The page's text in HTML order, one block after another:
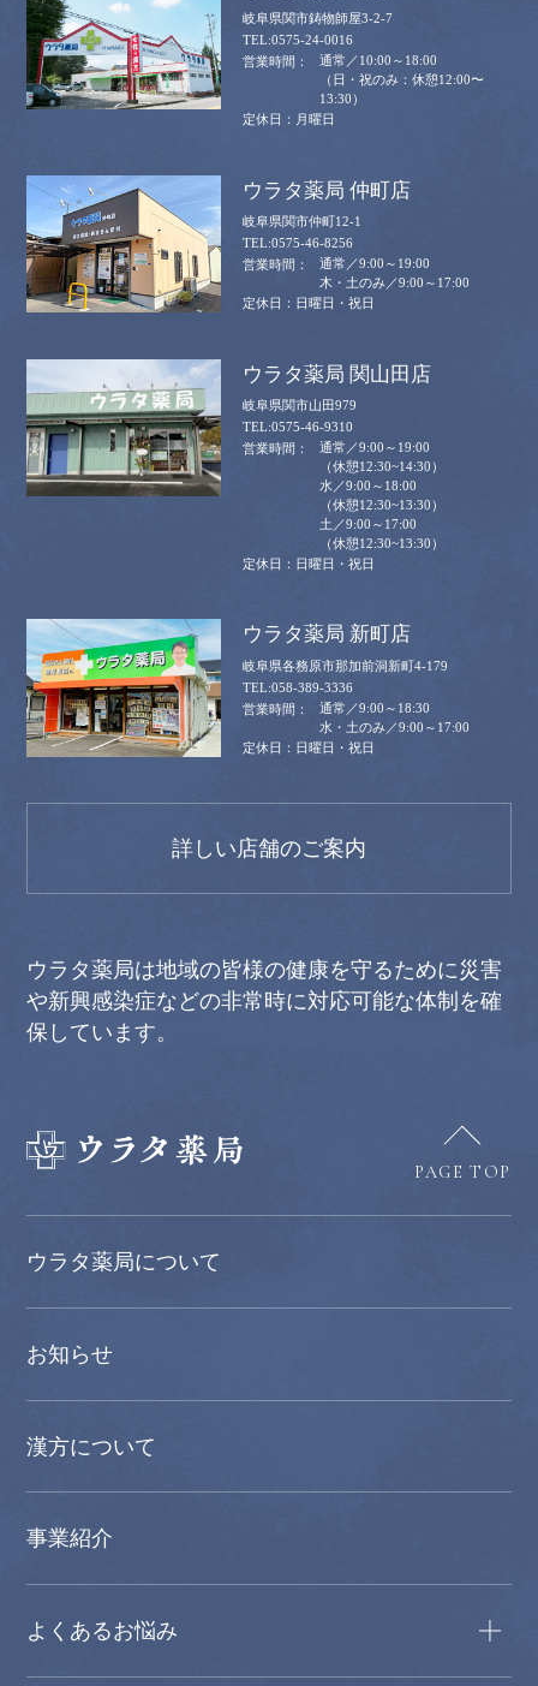
岐阜県関市鋳物師屋3-2-7
0575-24-0016
通常／10:00～18:00
（日・祝のみ：休憩12:00〜
13:30）
月曜日
ウラタ薬局 仲町店
岐阜県関市仲町12-1
0575-46-8256
通常／9:00～19:00
木・土のみ／9:00～17:00
日曜日・祝日
ウラタ薬局 関山田店
岐阜県関市山田979
0575-46-9310
通常／9:00～19:00
（休憩12:30~14:30）
水／9:00～18:00
（休憩12:30~13:30）
土／9:00～17:00
（休憩12:30~13:30）
日曜日・祝日
ウラタ薬局 新町店
岐阜県各務原市那加前洞新町4-179
058-389-3336
通常／9:00～18:30
水・土のみ／9:00～17:00
日曜日・祝日
詳しい店舗のご案内
ウラタ薬局は地域の皆様の健康を守るために災害
や新興感染症などの非常時に対応可能な体制を確
保しています。
PAGE TOP
ウラタ薬局について
お知らせ
漢方について
事業紹介
よくあるお悩み